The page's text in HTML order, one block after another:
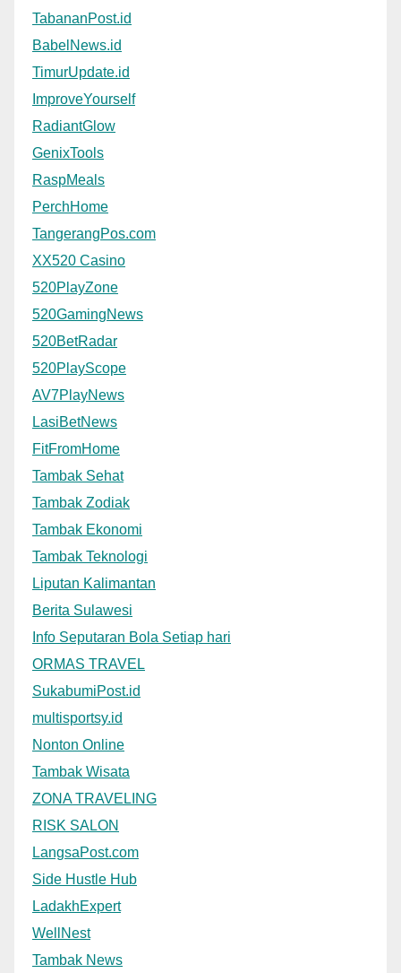
TabananPost.id
BabelNews.id
TimurUpdate.id
ImproveYourself
RadiantGlow
GenixTools
RaspMeals
PerchHome
TangerangPos.com
XX520 Casino
520PlayZone
520GamingNews
520BetRadar
520PlayScope
AV7PlayNews
LasiBetNews
FitFromHome
Tambak Sehat
Tambak Zodiak
Tambak Ekonomi
Tambak Teknologi
Liputan Kalimantan
Berita Sulawesi
Info Seputaran Bola Setiap hari
ORMAS TRAVEL
SukabumiPost.id
multisportsy.id
Nonton Online
Tambak Wisata
ZONA TRAVELING
RISK SALON
LangsaPost.com
Side Hustle Hub
LadakhExpert
WellNest
Tambak News